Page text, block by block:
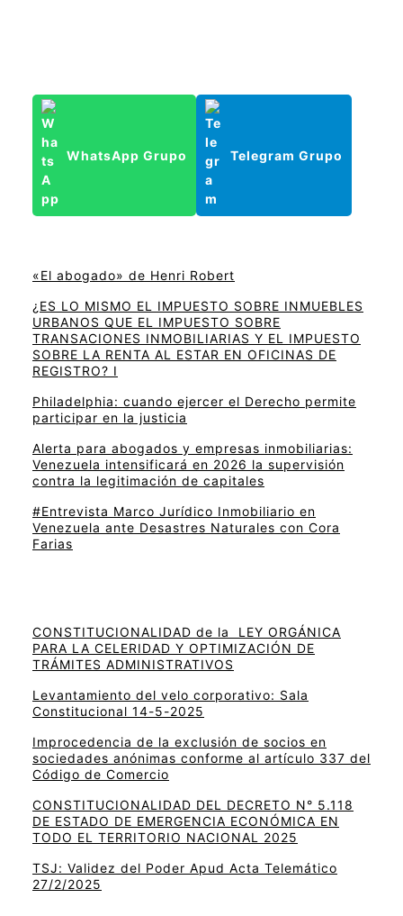
WhatsApp Grupo Telegram Grupo
«El abogado» de Henri Robert
¿ES LO MISMO EL IMPUESTO SOBRE INMUEBLES
URBANOS QUE EL IMPUESTO SOBRE
TRANSACIONES INMOBILIARIAS Y EL IMPUESTO
SOBRE LA RENTA AL ESTAR EN OFICINAS DE
REGISTRO? I
Philadelphia: cuando ejercer el Derecho permite
participar en la justicia
Alerta para abogados y empresas inmobiliarias:
Venezuela intensificará en 2026 la supervisión
contra la legitimación de capitales
#Entrevista Marco Jurídico Inmobiliario en
Venezuela ante Desastres Naturales con Cora
Farias
CONSTITUCIONALIDAD de la LEY ORGÁNICA
PARA LA CELERIDAD Y OPTIMIZACIÓN DE
TRÁMITES ADMINISTRATIVOS
Levantamiento del velo corporativo: Sala
Constitucional 14-5-2025
Improcedencia de la exclusión de socios en
sociedades anónimas conforme al artículo 337 del
Código de Comercio
CONSTITUCIONALIDAD DEL DECRETO N° 5.118
DE ESTADO DE EMERGENCIA ECONÓMICA EN
TODO EL TERRITORIO NACIONAL 2025
TSJ: Validez del Poder Apud Acta Telemático
27/2/2025